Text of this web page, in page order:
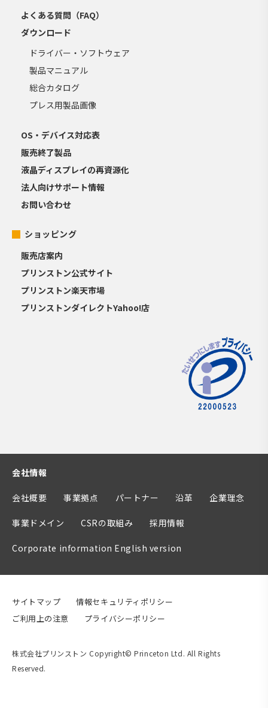
よくある質問（FAQ）
ダウンロード
ドライバー・ソフトウェア
製品マニュアル
総合カタログ
プレス用製品画像
OS・デバイス対応表
販売終了製品
液晶ディスプレイの再資源化
法人向けサポート情報
お問い合わせ
ショッピング
販売店案内
プリンストン公式サイト
プリンストン楽天市場
プリンストンダイレクトYahoo!店
会社情報
会社概要 事業拠点 パートナー 沿革 企業理念
事業ドメイン CSRの取組み 採用情報
Corporate information English version
サイトマップ
情報セキュリティポリシー
ご利用上の注意
プライバシーポリシー
株式会社プリンストン Copyright© Princeton Ltd. All Rights
Reserved.